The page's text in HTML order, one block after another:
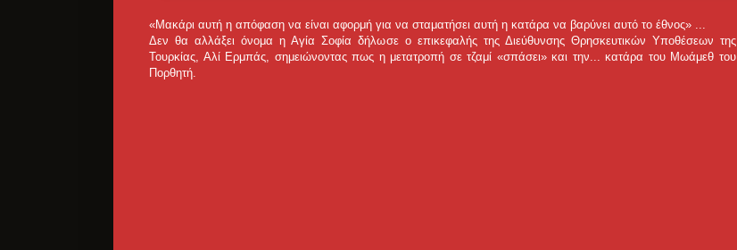
«Μακάρι αυτή η απόφαση να είναι αφορμή για να σταματήσει αυτή η κατάρα να βαρύνει αυτό το έθνος» ...
Δεν θα αλλάξει όνομα η Αγία Σοφία δήλωσε ο επικεφαλής της Διεύθυνσης Θρησκευτικών Υποθέσεων της
Τουρκίας, Αλί Ερμπάς, σημειώνοντας πως η μετατροπή σε τζαμί «σπάσει» και την... κατάρα του Μωάμεθ του
Πορθητή.